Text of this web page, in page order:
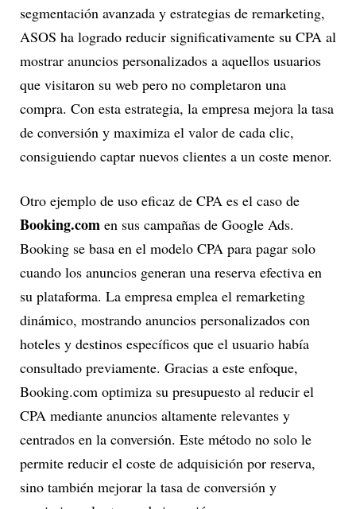
segmentación avanzada y estrategias de remarketing,
ASOS ha logrado reducir significativamente su CPA al
mostrar anuncios personalizados a aquellos usuarios
que visitaron su web pero no completaron una
compra. Con esta estrategia, la empresa mejora la tasa
de conversión y maximiza el valor de cada clic,
consiguiendo captar nuevos clientes a un coste menor.
Otro ejemplo de uso eficaz de CPA es el caso de
Booking.com en sus campañas de Google Ads.
Booking se basa en el modelo CPA para pagar solo
cuando los anuncios generan una reserva efectiva en
su plataforma. La empresa emplea el remarketing
dinámico, mostrando anuncios personalizados con
hoteles y destinos específicos que el usuario había
consultado previamente. Gracias a este enfoque,
Booking.com optimiza su presupuesto al reducir el
CPA mediante anuncios altamente relevantes y
centrados en la conversión. Este método no solo le
permite reducir el coste de adquisición por reserva,
sino también mejorar la tasa de conversión y